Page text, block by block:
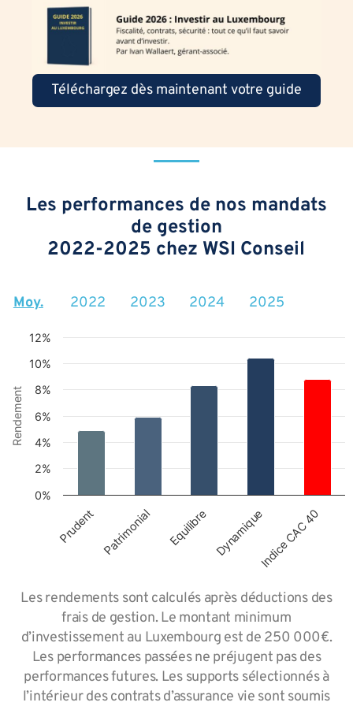
Téléchargez dès maintenant votre guide
Les performances de nos mandats
de gestion
2022-2025 chez WSI Conseil
Moy. 2022 2023 2024 2025
Rendement
Prudent Patrimonial Equilibre DynamiqueIndice CAC 40
0%
2%
4%
6%
8%
10%
12%
Les rendements sont calculés après déductions des
frais de gestion. Le montant minimum
d’investissement au Luxembourg est de 250 000€.
Les performances passées ne préjugent pas des
performances futures. Les supports sélectionnés à
l’intérieur des contrats d’assurance vie sont soumis